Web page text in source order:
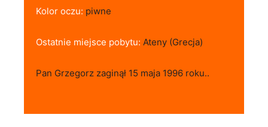
Kolor oczu: piwne
Ostatnie miejsce pobytu: Ateny (Grecja)
Pan Grzegorz zaginął 15 maja 1996 roku..